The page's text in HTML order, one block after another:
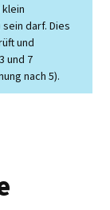
darf. Dies
und
und 7
nach 5).